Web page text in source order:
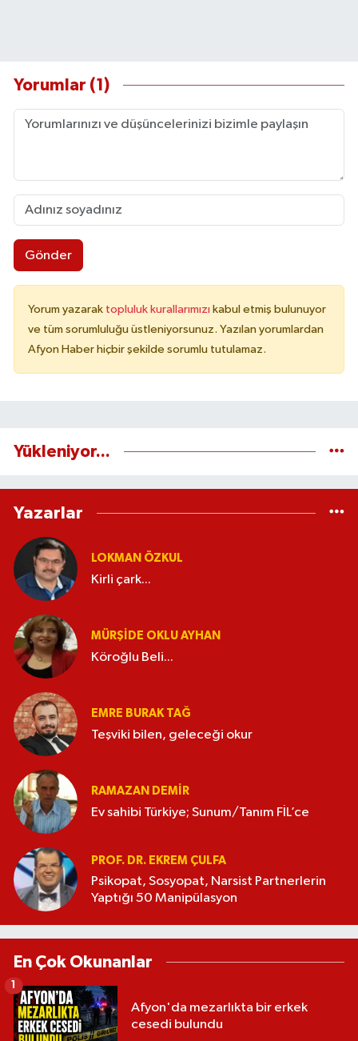
Yorumlar (1)
Gönder
Yorum yazarak topluluk kurallarımızı kabul etmiş bulunuyor
ve tüm sorumluluğu üstleniyorsunuz. Yazılan yorumlardan
Afyon Haber hiçbir şekilde sorumlu tutulamaz.
Yükleniyor...
Yazarlar
LOKMAN ÖZKUL
Kirli çark...
MÜRŞIDE OKLU AYHAN
Köroğlu Beli...
EMRE BURAK TAĞ
Teşviki bilen, geleceği okur
RAMAZAN DEMİR
Ev sahibi Türkiye; Sunum/Tanım FİL’ce
PROF. DR. EKREM ÇULFA
Psikopat, Sosyopat, Narsist Partnerlerin
Yaptığı 50 Manipülasyon
En Çok Okunanlar
Afyon'da mezarlıkta bir erkek
cesedi bulundu
1